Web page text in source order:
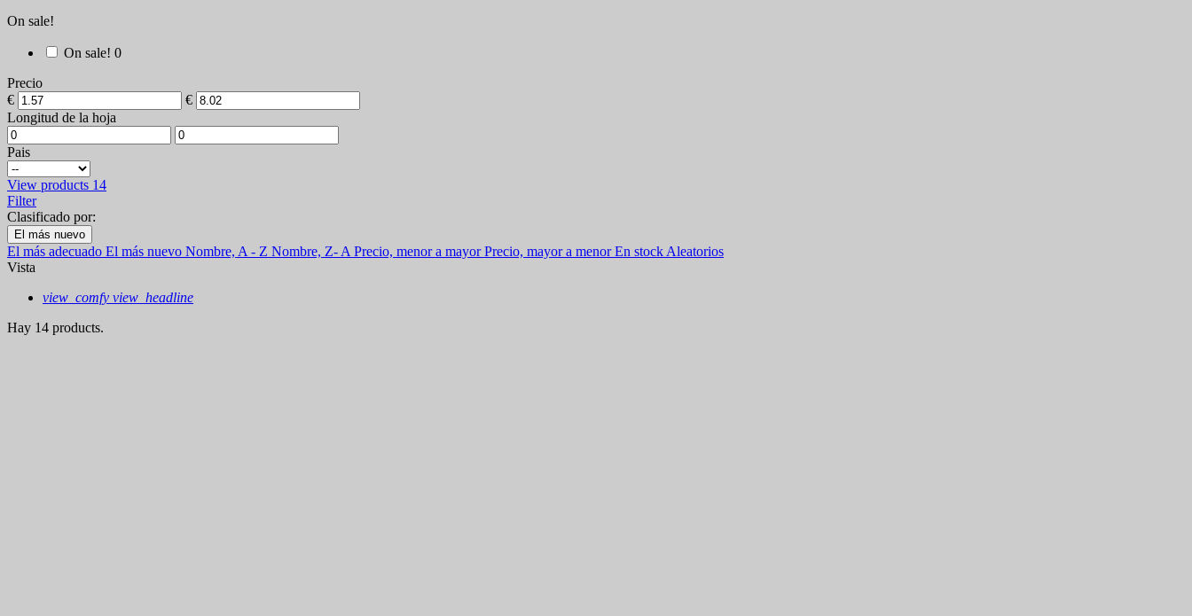
On sale!
On sale! 0
Precio
€
€
Longitud de la hoja
Pais
View products 14
Filter
Clasificado por:
El más nuevo
El más adecuado El más nuevo Nombre, A - Z Nombre, Z- A Precio, menor a mayorPrecio, mayor a menorEn stock Aleatorios
Vista
view_comfy view_headline
Hay 14 products.